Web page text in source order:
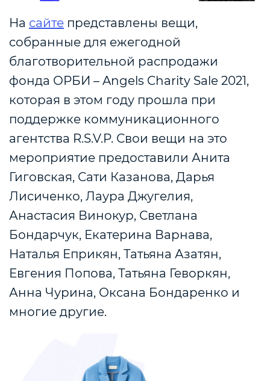
На сайте представлены вещи,
собранные для ежегодной
благотворительной распродажи
фонда ОРБИ – Angels Charity Sale 2021,
которая в этом году прошла при
поддержке коммуникационного
агентства R.S.V.P. Свои вещи на это
мероприятие предоставили Анита
Гиговская, Сати Казанова, Дарья
Лисиченко, Лаура Джугелия,
Анастасия Винокур, Светлана
Бондарчук, Екатерина Варнава,
Наталья Еприкян, Татьяна Азатян,
Евгения Попова, Татьяна Геворкян,
Анна Чурина, Оксана Бондаренко и
многие другие.